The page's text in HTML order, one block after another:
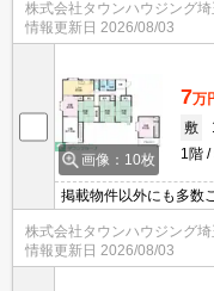
東大宮店まで★
株式会社タウンハウジング
情報更新日 2026/08/03
画像：10枚
7万
敷
1階
掲載物件以外にも多数
見可能です！メールで
ますとスムーズに御対
株式会社タウンハウジング
情報更新日 2026/08/03